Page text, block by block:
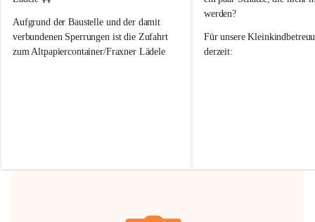
e
r
n
Aufgrund der Baustelle und der damit
verbundenen Sperrungen ist die Zufahrt
zum Altpapiercontainer/Fraxner Lädele
Hilfsbereitschaft!
x
r
n
werden?
Für unsere
derzeit: